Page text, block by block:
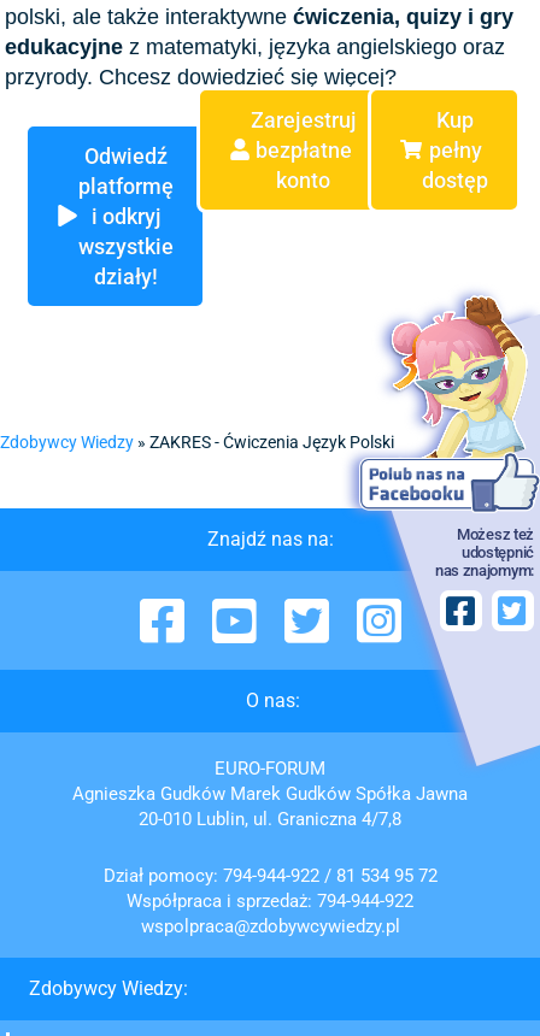
Możesz też
udostępnić
nas znajomym:
polski, ale także interaktywnećwiczenia, quizy i gry
edukacyjne z matematyki, języka angielskiego oraz
przyrody. Chcesz dowiedzieć się więcej?
Odwiedź
platformę
i odkryj
wszystkie
działy!
Zarejestruj
bezpłatne
konto
Kup
pełny
dostęp
Zdobywcy Wiedzy » ZAKRES - Ćwiczenia Język Polski
Znajdź nas na:
Facebook YouTube Twitter Instagram
O nas:
EURO-FORUM
Agnieszka Gudków Marek Gudków Spółka Jawna
20-010 Lublin, ul. Graniczna 4/7,8
Dział pomocy: 794-944-922/ 81 534 95 72
Współpraca i sprzedaż: 794-944-922
wspolpraca@zdobywcywiedzy.pl
Zdobywcy Wiedzy: